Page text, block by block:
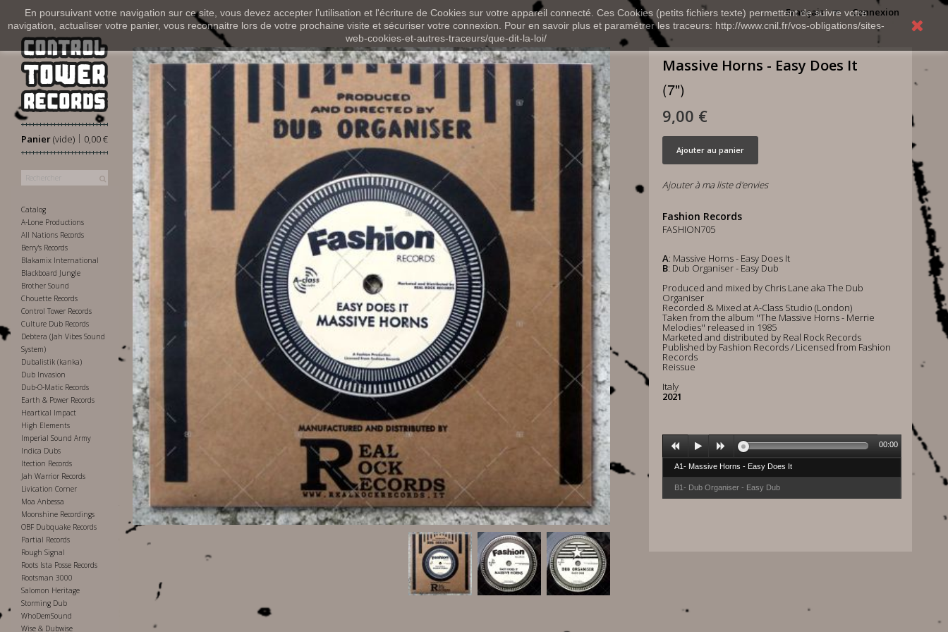
En poursuivant votre navigation sur ce site, vous devez accepter l’utilisation et l'écriture de Cookies sur votre appareil connecté. Ces Cookies (petits fichiers texte) permettent de suivre votre
navigation, actualiser votre panier, vous reconnaitre lors de votre prochaine visite et sécuriser votre connexion. Pour en savoir plus et paramétrer les traceurs: http://www.cnil.fr/vos-obligations/sites-
web-cookies-et-autres-traceurs/que-dit-la-loi/
Connexion
Français
Panier 0,00 €
|
(vide)
Catalog
A-Lone Productions
All Nations Records
Berry's Records
Blakamix International
Blackboard Jungle
Brother Sound
Chouette Records
Control Tower Records
Culture Dub Records
Debtera (Jah Vibes Sound
System)
Dubalistik (kanka)
Dub Invasion
Dub-O-Matic Records
Earth & Power Records
Heartical Impact
High Elements
Imperial Sound Army
Indica Dubs
Itection Records
Jah Warrior Records
Livication Corner
Moa Anbessa
Moonshine Recordings
OBF Dubquake Records
Partial Records
Rough Signal
Roots Ista Posse Records
Rootsman 3000
Salomon Heritage
Storming Dub
WhoDemSound
Wise & Dubwise
Massive Horns - Easy Does It
(7")
9,00 €
Ajouter au panier
Ajouter à ma liste d'envies
Fashion Records
FASHION705
A: Massive Horns - Easy Does It
B: Dub Organiser - Easy Dub
Produced and mixed by Chris Lane aka The Dub
Organiser
Recorded & Mixed at A-Class Studio (London)
Taken from the album ''The Massive Horns - Merrie
Melodies'' released in 1985
Marketed and distributed by Real Rock Records
Published by Fashion Records / Licensed from Fashion
Records
Reissue
Italy
2021
A1- Massive Horns - Easy Does It
B1- Dub Organiser - Easy Dub
00:00